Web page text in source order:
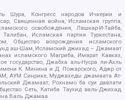
Шура, Конгресс народов Ичкерии и
Священная война, Исламская группа,
освобождения, Лашкар-И-Тайба,
Исламская партия Туркестана,
Общество возрождения исламского
аш-Шам, Исламский джихад – Джамаат
исламского Магриба, Имарат Кавказ,
государство, Джабха аль-Нусра ли-Ахль
К. Минина и Д. Пожарского, Аджр от
АУМ Синрике, Муджахеды джамаата Ат-
Джамаат, Рохнамо ба суи давлати
Сеть, Катиба Таухид валь-Джихад,
Валь Джамаа